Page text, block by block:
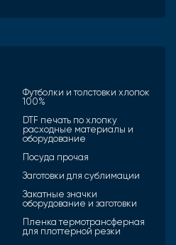
Футболки и толстовки хлопок
100%
DTF печать по хлопку
расходные материалы и
оборудование
Посуда прочая
Заготовки для сублимации
Закатные значки
оборудование и заготовки
Пленка термотрансферная
для плоттерной резки